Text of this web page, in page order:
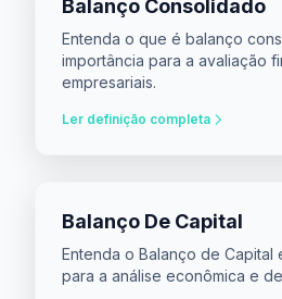
Balanço Consolidado
Entenda o que é balanço
importância para a avaliação
empresariais.
Ler definição completa
Balanço De Capital
Entenda o Balanço de Capital
para a análise econômica e